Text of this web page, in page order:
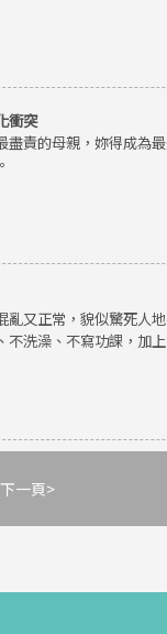
衝突
責的母親，妳得成為
又正常，貌似驚死人
洗澡、不寫功課，加上
下一頁>